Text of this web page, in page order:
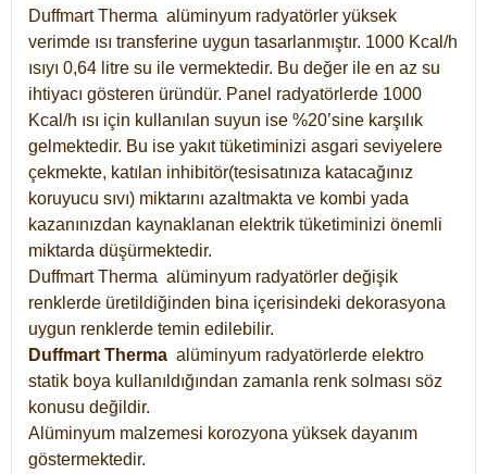
Duffmart Therma alüminyum radyatörler yüksek
verimde ısı transferine uygun tasarlanmıştır. 1000 Kcal/h
ısıyı 0,64 litre su ile vermektedir. Bu değer ile en az su
ihtiyacı gösteren üründür. Panel radyatörlerde 1000
Kcal/h ısı için kullanılan suyun ise %20’sine karşılık
gelmektedir. Bu ise yakıt tüketiminizi asgari seviyelere
çekmekte, katılan inhibitör(tesisatınıza katacağınız
koruyucu sıvı) miktarını azaltmakta ve kombi yada
kazanınızdan kaynaklanan elektrik tüketiminizi önemli
miktarda düşürmektedir.
Duffmart Therma alüminyum radyatörler değişik
renklerde üretildiğinden bina içerisindeki dekorasyona
uygun renklerde temin edilebilir.
Duffmart Therma alüminyum radyatörlerde elektro
statik boya kullanıldığından zamanla renk solması söz
konusu değildir.
Alüminyum malzemesi korozyona yüksek dayanım
göstermektedir.